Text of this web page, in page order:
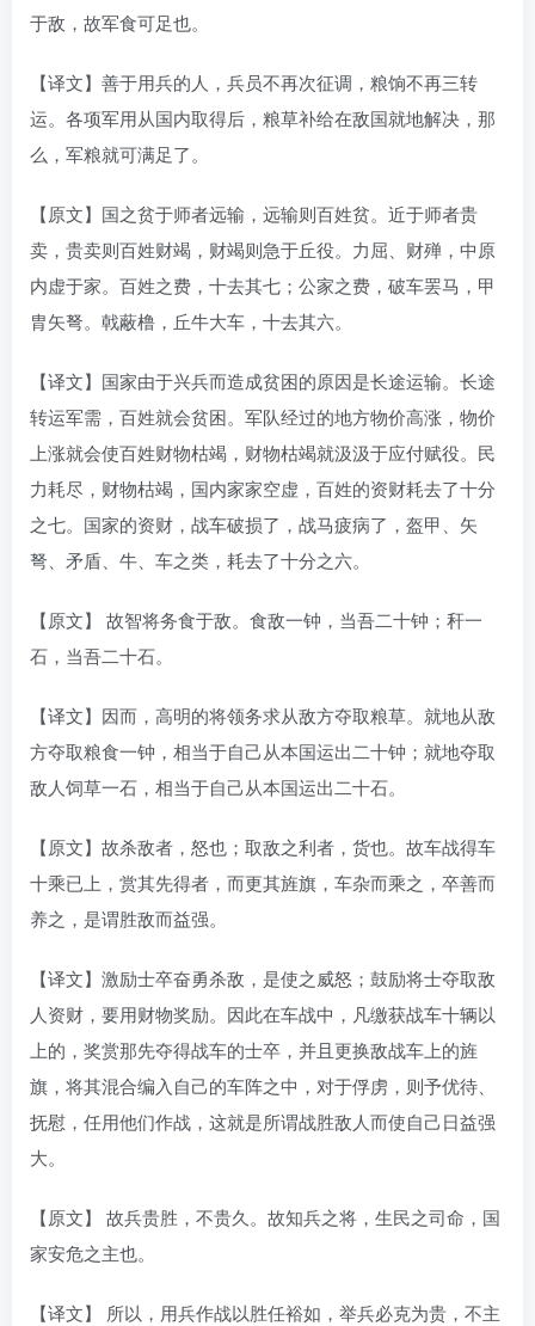
于敌，故军食可足也。
【译文】善于用兵的人，兵员不再次征调，粮饷不再三转
运。各项军用从国内取得后，粮草补给在敌国就地解决，那
么，军粮就可满足了。
【原文】国之贫于师者远输，远输则百姓贫。近于师者贵
卖，贵卖则百姓财竭，财竭则急于丘役。力屈、财殚，中原
内虚于家。百姓之费，十去其七；公家之费，破车罢马，甲
胄矢弩。戟蔽橹，丘牛大车，十去其六。
【译文】国家由于兴兵而造成贫困的原因是长途运输。长途
转运军需，百姓就会贫困。军队经过的地方物价高涨，物价
上涨就会使百姓财物枯竭，财物枯竭就汲汲于应付赋役。民
力耗尽，财物枯竭，国内家家空虚，百姓的资财耗去了十分
之七。国家的资财，战车破损了，战马疲病了，盔甲、矢
弩、矛盾、牛、车之类，耗去了十分之六。
【原文】 故智将务食于敌。食敌一钟，当吾二十钟；秆一
石，当吾二十石。
【译文】因而，高明的将领务求从敌方夺取粮草。就地从敌
方夺取粮食一钟，相当于自己从本国运出二十钟；就地夺取
敌人饲草一石，相当于自己从本国运出二十石。
【原文】故杀敌者，怒也；取敌之利者，货也。故车战得车
十乘已上，赏其先得者，而更其旌旗，车杂而乘之，卒善而
养之，是谓胜敌而益强。
【译文】激励士卒奋勇杀敌，是使之威怒；鼓励将士夺取敌
人资财，要用财物奖励。因此在车战中，凡缴获战车十辆以
上的，奖赏那先夺得战车的士卒，并且更换敌战车上的旌
旗，将其混合编入自己的车阵之中，对于俘虏，则予优待、
抚慰，任用他们作战，这就是所谓战胜敌人而使自己日益强
大。
【原文】 故兵贵胜，不贵久。故知兵之将，生民之司命，国
家安危之主也。
【译文】 所以，用兵作战以胜任裕如，举兵必克为贵，不主